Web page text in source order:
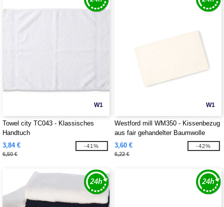
W1
Towel city TC043 - Klassisches
Handtuch
3,84 €
6,50 €
-41%
W1
Westford mill WM350 - Kissenbezug
aus fair gehandelter Baumwolle
3,60 €
6,22 €
-42%